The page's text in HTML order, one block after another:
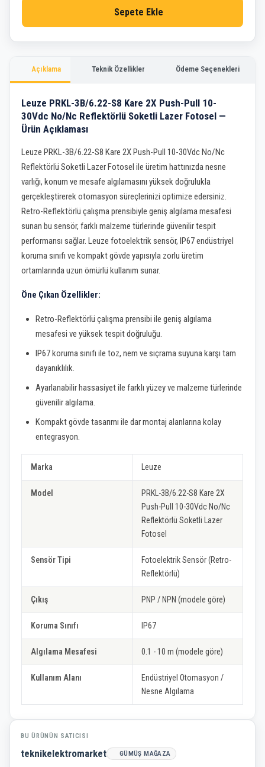
Açıklama Teknik Özellikler Ödeme Seçenekleri
Leuze PRKL-3B/6.22-S8 Kare 2X Push-Pull 10-
30Vdc No/Nc Reflektörlü Soketli Lazer Fotosel —
Ürün Açıklaması
Leuze PRKL-3B/6.22-S8 Kare 2X Push-Pull 10-30Vdc No/Nc
Reflektörlü Soketli Lazer Fotosel ile üretim hattınızda nesne
varlığı, konum ve mesafe algılamasını yüksek doğrulukla
gerçekleştirerek otomasyon süreçlerinizi optimize edersiniz.
Retro-Reflektörlü çalışma prensibiyle geniş algılama mesafesi
sunan bu sensör, farklı malzeme türlerinde güvenilir tespit
performansı sağlar. Leuze fotoelektrik sensör, IP67 endüstriyel
koruma sınıfı ve kompakt gövde yapısıyla zorlu üretim
ortamlarında uzun ömürlü kullanım sunar.
Öne Çıkan Özellikler:
Retro-Reflektörlü çalışma prensibi ile geniş algılama
mesafesi ve yüksek tespit doğruluğu.
IP67 koruma sınıfı ile toz, nem ve sıçrama suyuna karşı tam
dayanıklılık.
Ayarlanabilir hassasiyet ile farklı yüzey ve malzeme türlerinde
güvenilir algılama.
Kompakt gövde tasarımı ile dar montaj alanlarına kolay
entegrasyon.
Marka Leuze
Model
PRKL-3B/6.22-S8 Kare 2X
Push-Pull 10-30Vdc No/Nc
Reflektörlü Soketli Lazer
Fotosel
Sensör Tipi
Fotoelektrik Sensör (Retro-
Reflektörlü)
Çıkış PNP / NPN (modele göre)
Koruma Sınıfı IP67
Algılama Mesafesi 0.1 - 10 m (modele göre)
Kullanım Alanı
Endüstriyel Otomasyon /
Nesne Algılama
Sepete Ekle
BU ÜRÜNÜN SATICISI
teknikelektromarket GÜMÜŞ MAĞAZA